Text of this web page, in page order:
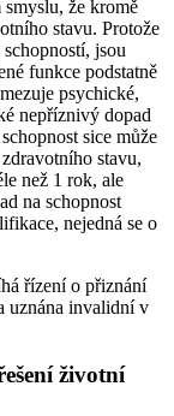
že kromě
stavu. Protože
jsou
funkce podstatně
psychické,
nepříznivý dopad
sice může
stavu,
než 1 rok, ale
na schopnost
nejedná se o
řízení o přiznání
uznána invalidní v
životní